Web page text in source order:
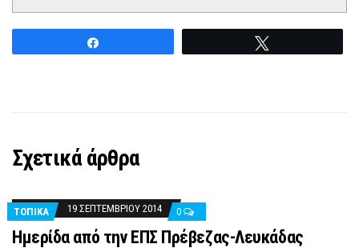
Σχετικά άρθρα
ΤΟΠΙΚΑ 19 ΣΕΠΤΕΜΒΡΊΟΥ 2014 0
Ημερίδα από την ΕΠΣ Πρέβεζας-Λευκάδας